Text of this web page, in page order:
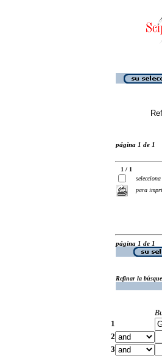
página 1 de 1
1 / 1
selecciona
para
página 1 de 1
Refinar la
1
2
3